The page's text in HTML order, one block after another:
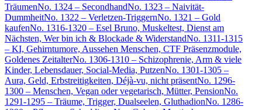
TräumenNo. 1324 – SecondhandNo. 1323 – Naivität-
DummheitNo. 1322 – Verletzen-TriggernNo. 1321 – Gold
kaufenNo. 1316-1320 – Esel Bruno, Muskeltest, Dienst am
Nächsten, Wer bin ich & Blockade & WiderstandNo. 1311-1315
– KI, Gehirntumore, Aussehen Menschen, CTF Präsenzmodule,
Goldenes ZeitalterNo. 1306-1310 – Schizophrenie, Arm & viele
Kinder, Lebensdauer, Social-Media, PutzenNo. 1301-1305 –
Aura, Geld, Erbstreitigkeiten, Déjà-vu, nicht präsentNo. 1296-
1300 – Menschen, Vegan oder vegetarisch, Mütter, PensionNo.
1291-1295 – Träume, Trigger, Dualseelen, GluthadionNo. 1286-